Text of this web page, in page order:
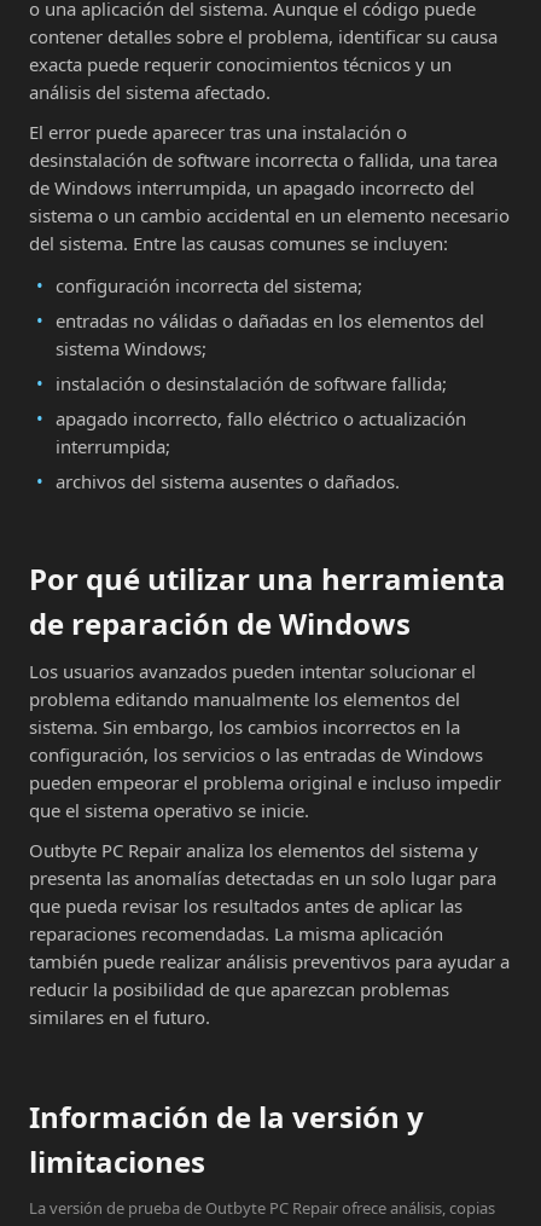
o una aplicación del sistema. Aunque el código puede
contener detalles sobre el problema, identificar su causa
exacta puede requerir conocimientos técnicos y un
análisis del sistema afectado.
El error puede aparecer tras una instalación o
desinstalación de software incorrecta o fallida, una tarea
de Windows interrumpida, un apagado incorrecto del
sistema o un cambio accidental en un elemento necesario
del sistema. Entre las causas comunes se incluyen:
configuración incorrecta del sistema;
entradas no válidas o dañadas en los elementos del
sistema Windows;
instalación o desinstalación de software fallida;
apagado incorrecto, fallo eléctrico o actualización
interrumpida;
archivos del sistema ausentes o dañados.
Por qué utilizar una herramienta
de reparación de Windows
Los usuarios avanzados pueden intentar solucionar el
problema editando manualmente los elementos del
sistema. Sin embargo, los cambios incorrectos en la
configuración, los servicios o las entradas de Windows
pueden empeorar el problema original e incluso impedir
que el sistema operativo se inicie.
Outbyte PC Repair analiza los elementos del sistema y
presenta las anomalías detectadas en un solo lugar para
que pueda revisar los resultados antes de aplicar las
reparaciones recomendadas. La misma aplicación
también puede realizar análisis preventivos para ayudar a
reducir la posibilidad de que aparezcan problemas
similares en el futuro.
Información de la versión y
limitaciones
La versión de prueba de Outbyte PC Repair ofrece análisis, copias